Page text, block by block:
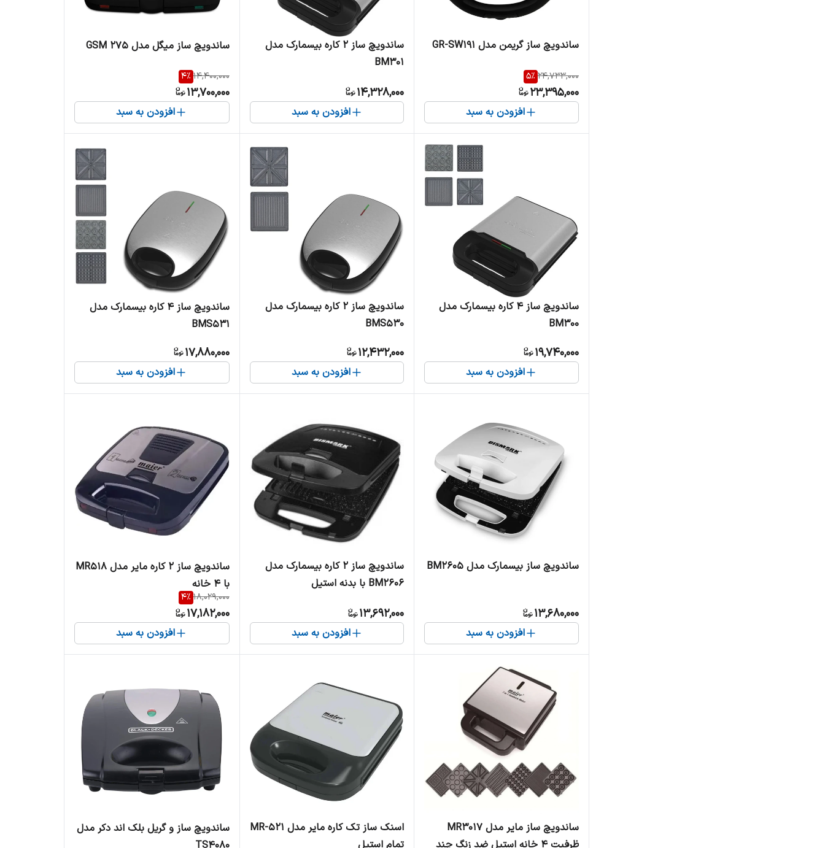
ساندویچ ساز گریمن مدل GR-SW191
24,733,000
5%
23,395,000
افزودن به سبد
ساندویچ ساز 2 کاره بیسمارک مدل
BM301
14,328,000
افزودن به سبد
ساندویچ ساز میگل مدل GSM 275
14,400,000
4%
13,700,000
افزودن به سبد
ساندویچ ساز 4 کاره بیسمارک مدل
BM300
19,740,000
افزودن به سبد
ساندویچ ساز 2 کاره بیسمارک مدل
BMS530
12,432,000
افزودن به سبد
ساندویچ ساز 4 کاره بیسمارک مدل
BMS531
17,880,000
افزودن به سبد
ساندویچ ساز بیسمارک مدل BM2605
13,680,000
افزودن به سبد
ساندویچ ساز ۲ کاره بیسمارک مدل
BM2606 با بدنه استیل
13,692,000
افزودن به سبد
ساندویچ ساز ۲ کاره مایر مدل MR518
با ۴ خانه
18,029,000
4%
17,182,000
افزودن به سبد
ساندویچ ساز مایر مدل MR3017
ظرفیت ۴ خانه استیل ضد زنگ چند
اسنک ساز تک کاره مایر مدل MR-521
تمام استیل
ساندویچ ساز و گریل بلک اند دکر مدل